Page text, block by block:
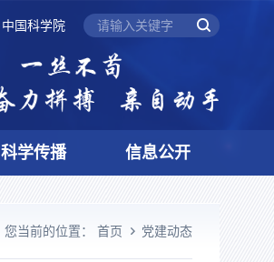
中国科学院
科学传播 信息公开
您当前的位置： 首页 党建动态